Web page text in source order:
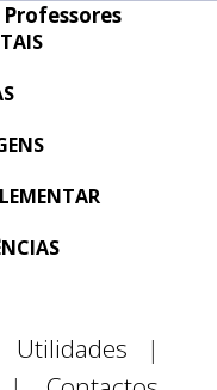
Professores
Utilidades
|